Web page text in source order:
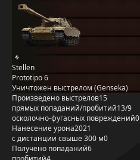
Stellen
Prototipo 6
Уничтожен выстрелом (Genseka)
Произведено выстрелов15
прямых попаданий/пробитий13/9
осколочно-фугасных повреждений0
Нанесение урона2021
с дистанции свыше 300 м0
Получено попаданий6